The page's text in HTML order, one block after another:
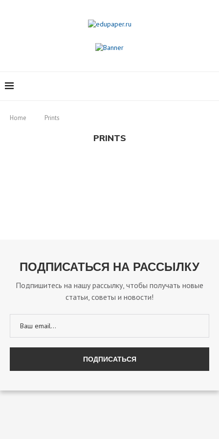
Home Prints
PRINTS
ПОДПИСАТЬСЯ НА РАССЫЛКУ
Подпишитесь на нашу рассылку, чтобы получать новые
статьи, советы и новости!